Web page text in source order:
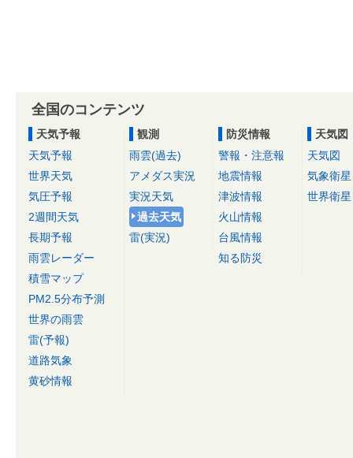
全国のコンテンツ
天気予報
天気予報
世界天気
気圧予報
2週間天気
長期予報
雨雲レーダー
積雪マップ
PM2.5分布予測
世界の雨雲
雷(予報)
道路気象
黄砂情報
観測
雨雲(過去)
アメダス実況
実況天気
過去天気
雷(実況)
防災情報
警報・注意報
地震情報
津波情報
火山情報
台風情報
知る防災
天気図
天気図
気象衛星
世界衛星